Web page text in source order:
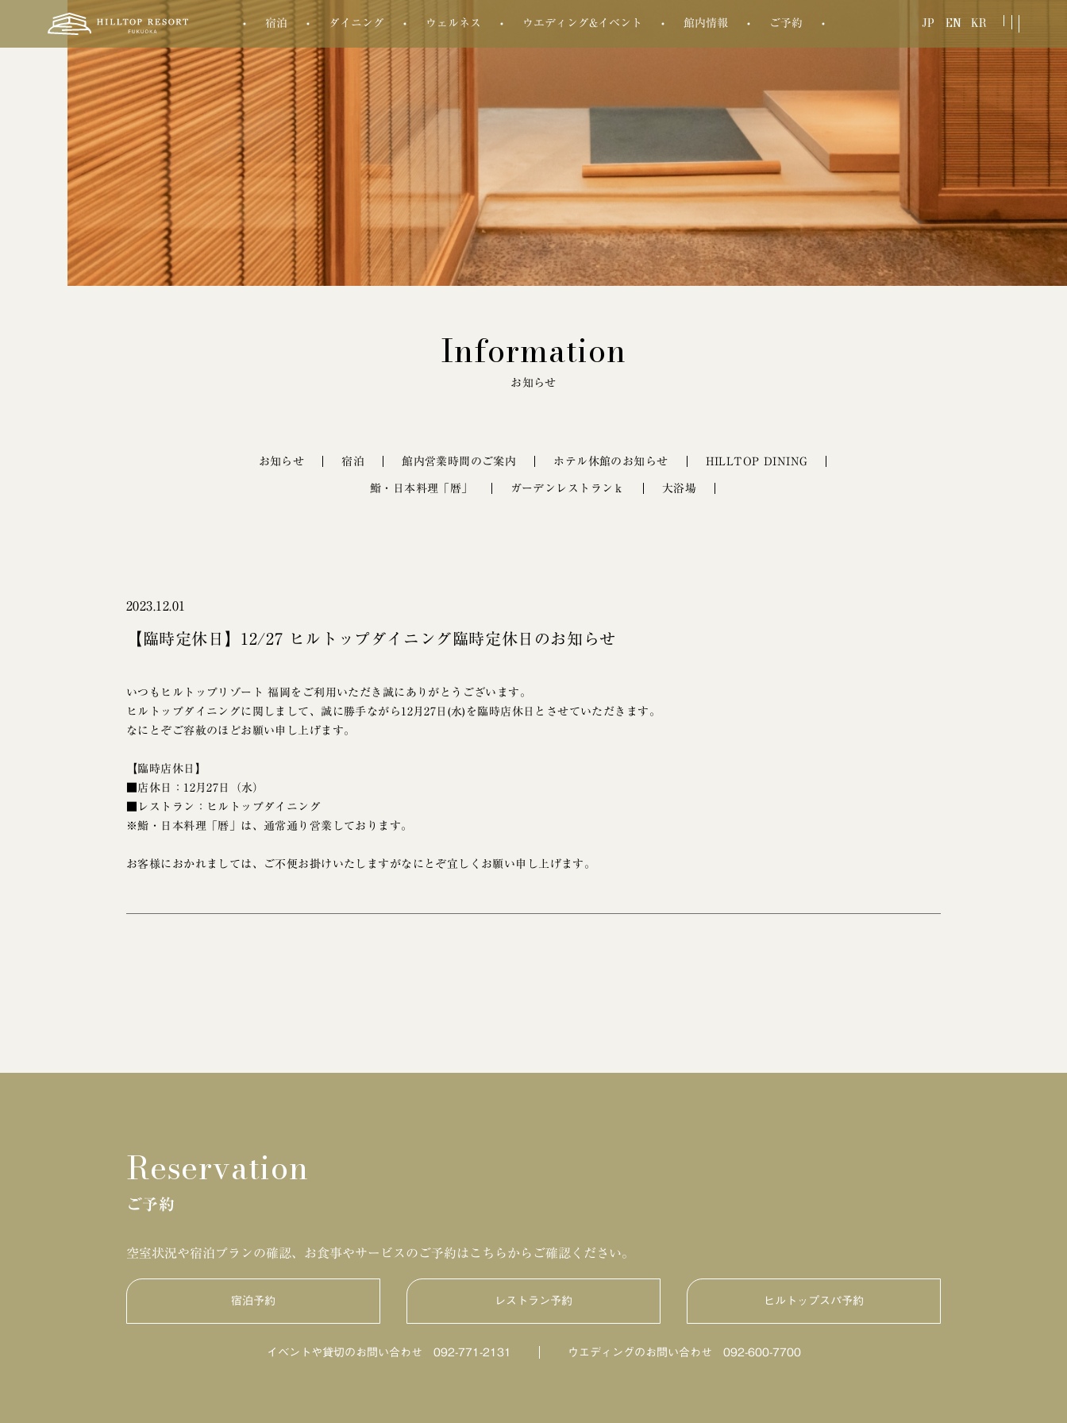
宿泊 ダイニング ウェルネス ウエディング&イベント 館内情報 ご予約 JP EN KR
Information
お知らせ
お知らせ 宿泊 館内営業時間のご案内 ホテル休館のお知らせ HILLTOP DINING
鮨・日本料理「暦」 ガーデンレストランｋ 大浴場
2023.12.01
【臨時定休日】12/27 ヒルトップダイニング臨時定休日のお知らせ
いつもヒルトップリゾート 福岡をご利用いただき誠にありがとうございます。
ヒルトップダイニングに関しまして、誠に勝手ながら12月27日(水)を臨時店休日とさせていただきます。
なにとぞご容赦のほどお願い申し上げます。
【臨時店休日】
■店休日：12月27日（水）
■レストラン：ヒルトップダイニング
※鮨・日本料理「暦」は、通常通り営業しております。
お客様におかれましては、ご不便お掛けいたしますがなにとぞ宜しくお願い申し上げます。
Reservation
ご予約
空室状況や宿泊プランの確認、お食事やサービスのご予約はこちらからご確認ください。
宿泊予約 レストラン予約
鮨・日本料理「暦」
ヒルトップスパ予約
イベントや貸切のお問い合わせ 092-771-2131 ウエディングのお問い合わせ 092-600-7700